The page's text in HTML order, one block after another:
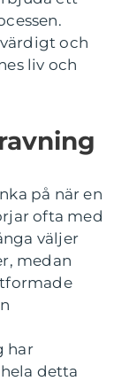
och
liv och
på när en
ofta med
väljer
medan
har
detta